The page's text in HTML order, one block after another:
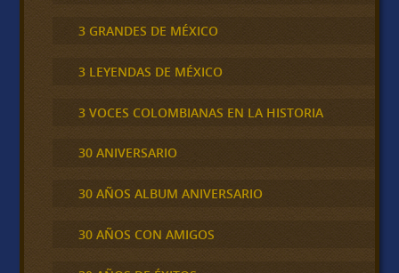
3 GRANDES DE MÉXICO
3 LEYENDAS DE MÉXICO
3 VOCES COLOMBIANAS EN LA HISTORIA
30 ANIVERSARIO
30 AÑOS ALBUM ANIVERSARIO
30 AÑOS CON AMIGOS